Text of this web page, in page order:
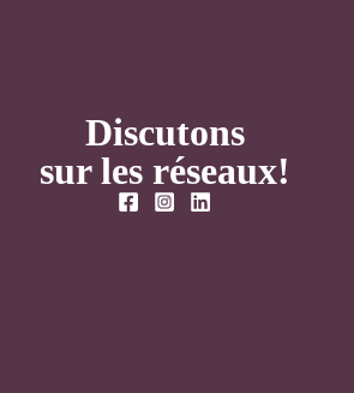
Discutons
sur les réseaux!